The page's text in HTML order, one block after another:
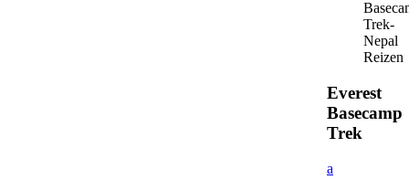
Everest
Basecamp
Trek
a